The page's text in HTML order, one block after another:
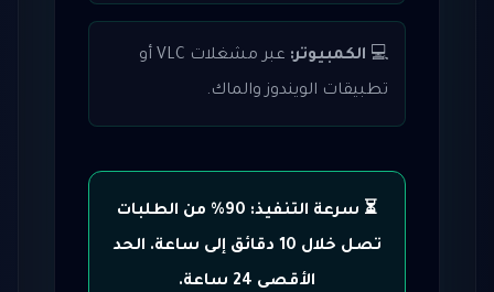
💻 الكمبيوتر:
عبر مشغلات VLC أو
تطبيقات الويندوز والماك.
⏳ سرعة التنفيذ: 90% من الطلبات
تصل خلال 10 دقائق إلى ساعة. الحد
الأقصى 24 ساعة.